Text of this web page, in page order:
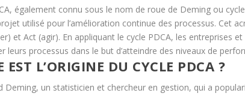
également connu sous le nom de roue de Deming ou
utilisé pour l’amélioration continue des processus. Cet
et Act (agir). En appliquant le cycle PDCA, les entreprises
leurs processus dans le but d’atteindre des niveaux de
EST L’ORIGINE DU CYCLE PDCA ?
Deming, un statisticien et chercheur en gestion, qui a